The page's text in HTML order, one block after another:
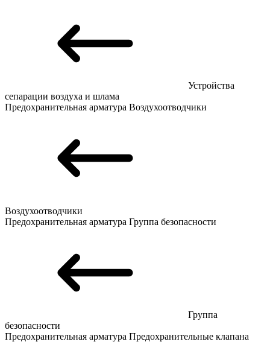
Устройства
сепарации воздуха и шлама
Предохранительная арматура Воздухоотводчики
Воздухоотводчики
Предохранительная арматура Группа безопасности
Группа
безопасности
Предохранительная арматура Предохранительные клапана